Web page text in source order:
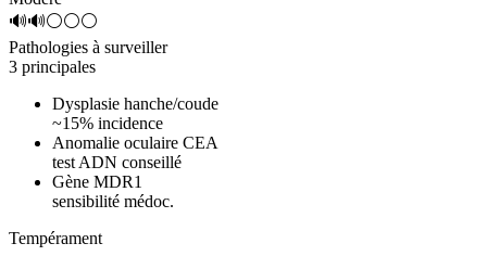
🔊🔊⚪⚪⚪
Pathologies à surveiller
3 principales
Dysplasie hanche/coude
~15% incidence
Anomalie oculaire CEA
test ADN conseillé
Gène MDR1
sensibilité médoc.
Tempérament